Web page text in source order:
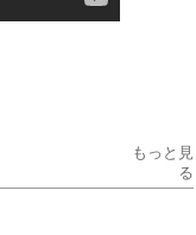
もっと見
る